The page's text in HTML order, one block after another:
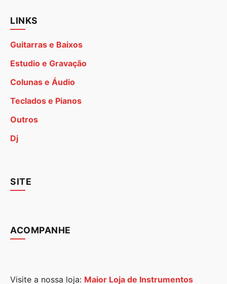
LINKS
Guitarras e Baixos
Estudio e Gravação
Colunas e Áudio
Teclados e Pianos
Outros
Dj
SITE
ACOMPANHE
Visite a nossa loja: Maior Loja de Instrumentos